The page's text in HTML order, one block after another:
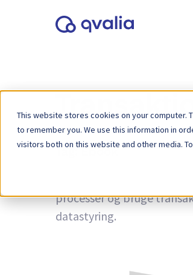
This website stores cookies on your computer.
to remember you. We use this information in
visitors both on this website and other media.
Indsigt i transaktioner,
processer og bruge
datastyring.